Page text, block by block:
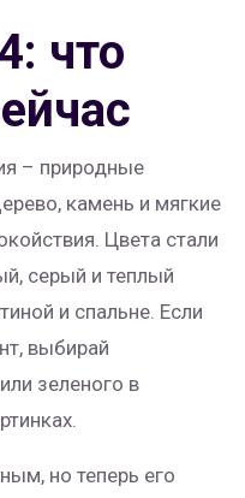
что
– природные
камень и мягкие
Цвета стали
серый и теплый
и спальне. Если
выбирай
зеленого в
но теперь его